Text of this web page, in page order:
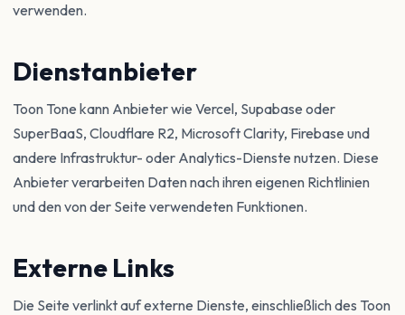
verwenden.
Dienstanbieter
Toon Tone kann Anbieter wie Vercel, Supabase oder
SuperBaaS, Cloudflare R2, Microsoft Clarity, Firebase und
andere Infrastruktur- oder Analytics-Dienste nutzen. Diese
Anbieter verarbeiten Daten nach ihren eigenen Richtlinien
und den von der Seite verwendeten Funktionen.
Externe Links
Die Seite verlinkt auf externe Dienste, einschließlich des Toon